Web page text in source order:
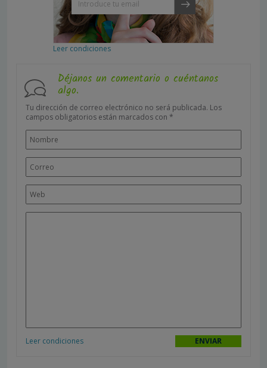
Leer condiciones
Déjanos un comentario o cuéntanos
algo.
Tu dirección de correo electrónico no será publicada. Los
campos obligatorios están marcados con *
Leer condiciones